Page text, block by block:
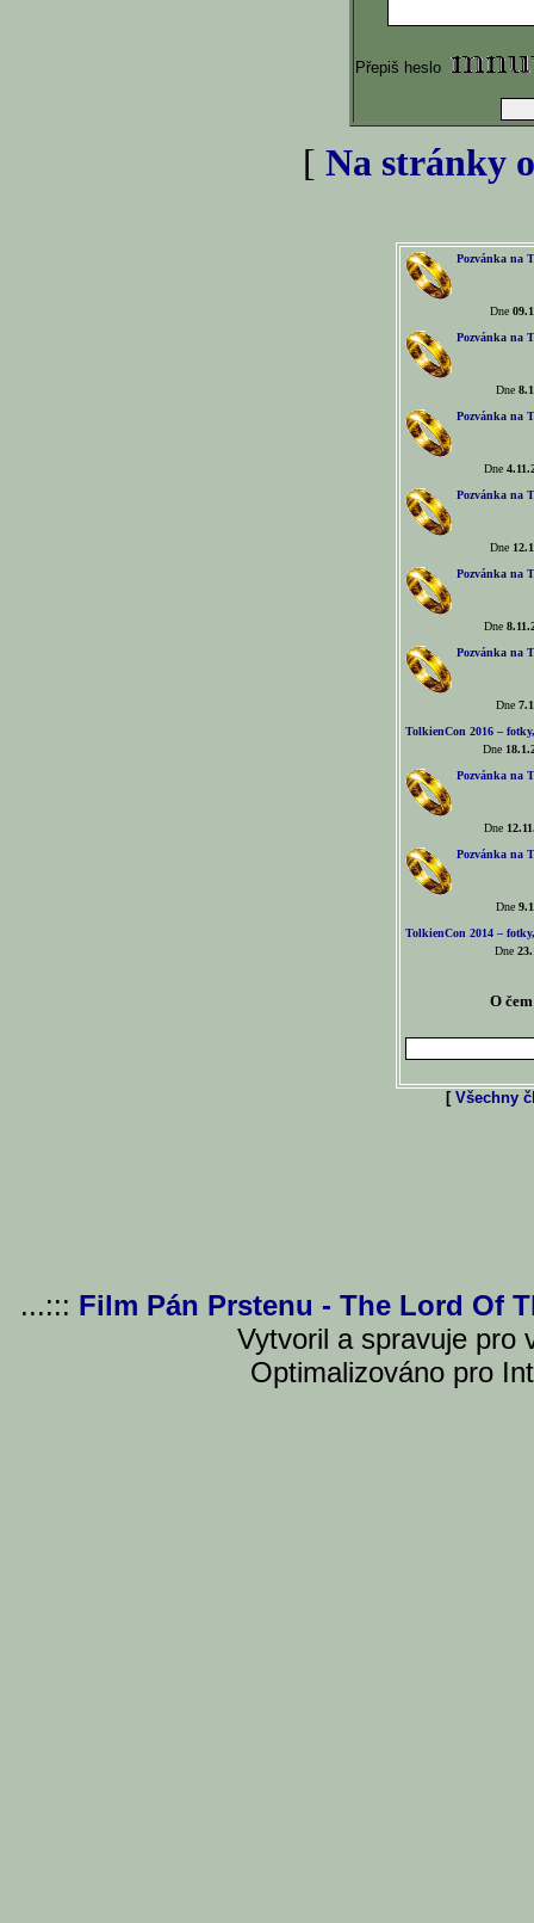
Přepiš heslo
[ Na stránky
Pozvánka na
Dne
Pozvánka na
Dne
Pozvánka na
Dne
Pozvánka na
Dne
Pozvánka na
Dne
Pozvánka na
Dne
TolkienCon 2016 –
Dne
Pozvánka na
Dne
Pozvánka na
Dne
TolkienCon 2014 –
Dne
O
[ Všechny
...::: Film Pán Prstenu - The Lord Of
Vytvoril a spravuje pro
Optimalizováno pro